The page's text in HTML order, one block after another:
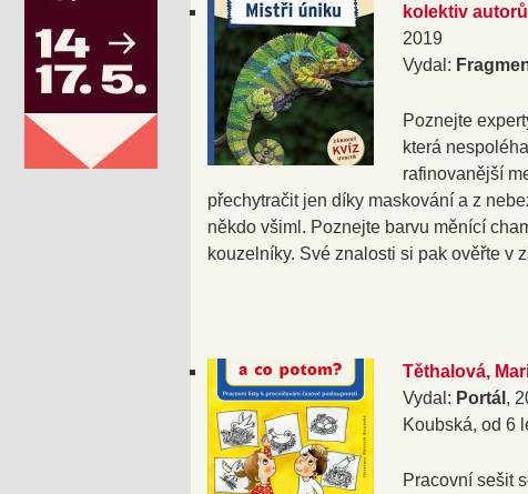
kolektiv
2019
Vydal:
Poznejte
která
rafinovanější
přechytračit jen díky maskování a z
někdo všiml. Poznejte barvu měnící
kouzelníky. Své znalosti si pak ověřte v
Těthalová,
Vydal: Portál ,
Koubská, od 6
Pracovní sešit